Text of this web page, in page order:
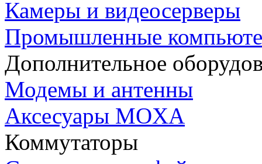
Камеры и видеосерверы
Промышленные
Дополнительное
Модемы и антенны
Аксесуары MOXA
Коммутаторы